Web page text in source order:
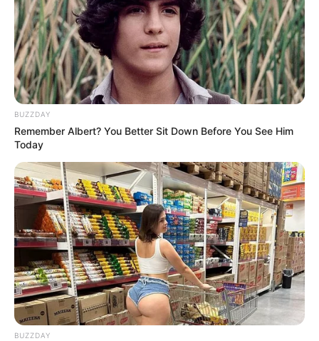
BUZZDAY
Remember Albert? You Better Sit Down Before You See Him
Today
BUZZDAY